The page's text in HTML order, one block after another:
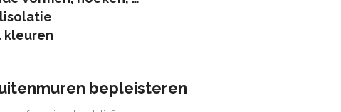
kleuren
bepleisteren